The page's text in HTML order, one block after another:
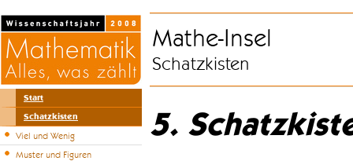
Start
Schatzkisten
Viel und Wenig
Muster und Figuren
Mathe-Insel
Schatzkisten
5.